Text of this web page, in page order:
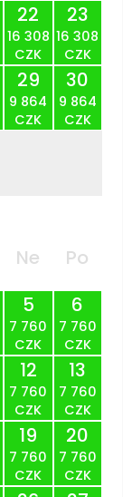
22
16 308
CZK
23
16 308
CZK
29
9 864
CZK
30
9 864
CZK
Ne
Po
5
7 760
CZK
6
7 760
CZK
12
7 760
CZK
13
7 760
CZK
19
7 760
CZK
20
7 760
CZK